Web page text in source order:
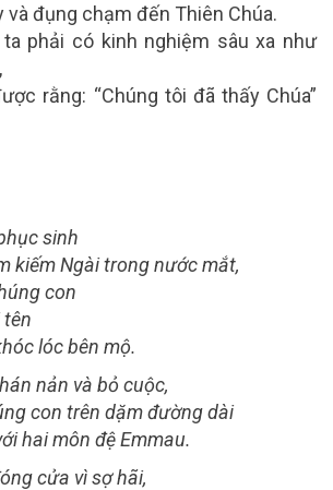
và đụng chạm đến Thiên Chúa.
phải có kinh nghiệm sâu xa như
rằng: “Chúng tôi đã thấy Chúa”
sinh
kiếm Ngài trong nước mắt,
con
tên
lóc bên mộ.
nản và bỏ cuộc,
con trên dặm đường dài
hai môn đệ Emmau.
cửa vì sợ hãi,